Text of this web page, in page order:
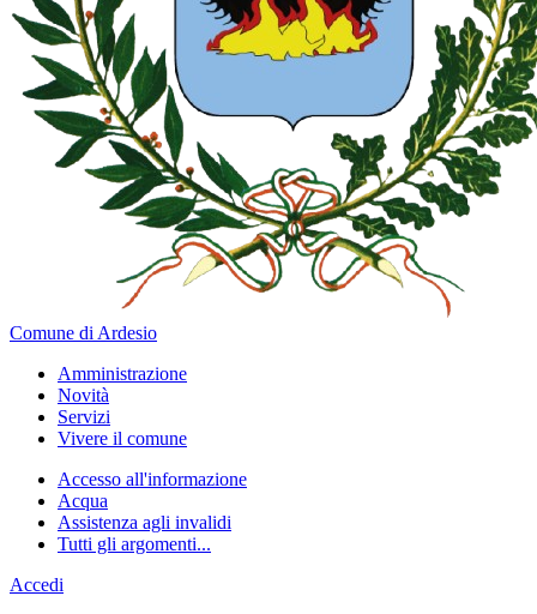
Comune di Ardesio
Amministrazione
Novità
Servizi
Vivere il comune
Accesso all'informazione
Acqua
Assistenza agli invalidi
Tutti gli argomenti...
Accedi